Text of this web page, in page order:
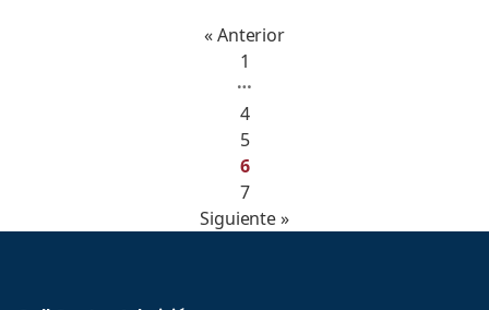
« Anterior
1
…
4
5
6
7
Siguiente »